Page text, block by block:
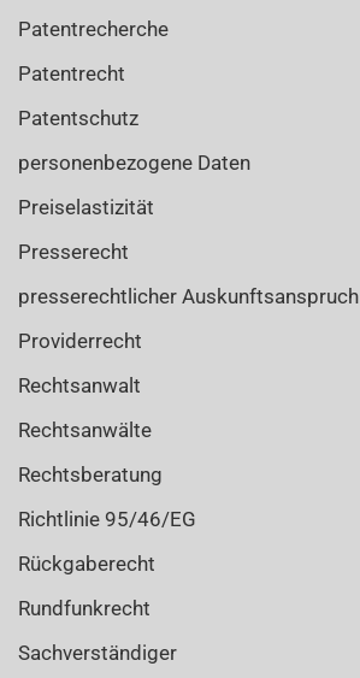
Patentrecherche
Patentrecht
Patentschutz
personenbezogene Daten
Preiselastizität
Presserecht
presserechtlicher Auskunftsanspruch
Providerrecht
Rechtsanwalt
Rechtsanwälte
Rechtsberatung
Richtlinie 95/46/EG
Rückgaberecht
Rundfunkrecht
Sachverständiger